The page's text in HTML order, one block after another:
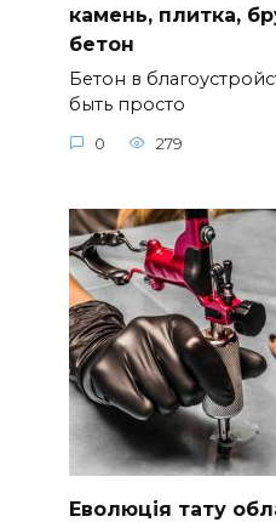
камень, плитка,
бетон
Бетон в
быть просто
0 279
Еволюція тату